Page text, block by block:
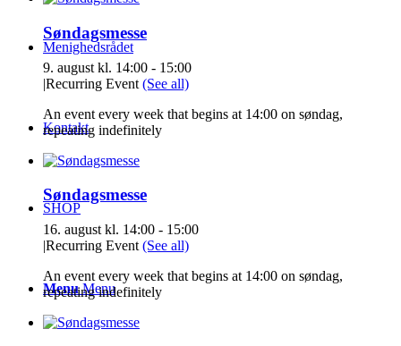
Menighedsrådet
Kontakt
SHOP
Menu Menu
Søndagsmesse
9. august kl. 14:00 - 15:00
|Recurring Event (See all)
An event every week that begins at 14:00 on søndag,
repeating indefinitely
Søndagsmesse
16. august kl. 14:00 - 15:00
|Recurring Event (See all)
An event every week that begins at 14:00 on søndag,
repeating indefinitely